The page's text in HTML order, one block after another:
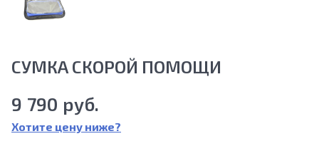
СУМКА СКОРОЙ ПОМОЩИ
9 790 руб.
Хотите цену ниже?